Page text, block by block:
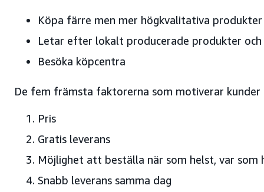
Köpa färre men mer högkvalitativa produkter
Letar efter lokalt producerade produkter
Besöka köpcentra
De fem främsta faktorerna som motiverar kunder
Pris
Gratis leverans
Möjlighet att beställa när som helst, var som
Snabb leverans samma dag